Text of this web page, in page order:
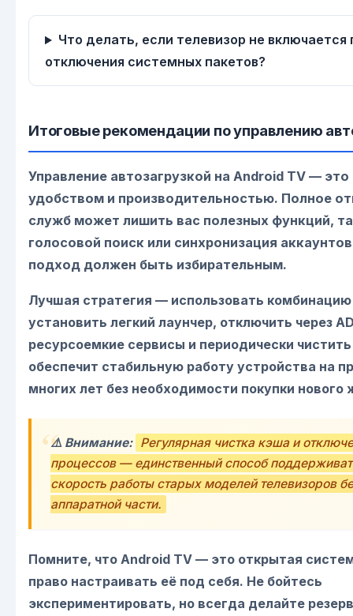
Что делать, если телевизор не включается
отключения системных пакетов?
Итоговые рекомендации по управлению
Управление автозагрузкой на Android TV —
удобством и производительностью. Полное
служб может лишить вас полезных функций,
голосовой поиск или синхронизация
подход должен быть избирательным.
Лучшая стратегия — использовать
установить легкий лаунчер, отключить через
ресурсоемкие сервисы и периодически
обеспечит стабильную работу устройства на
многих лет без необходимости покупки нового
⚠️ Внимание: Регулярная чистка кэша и
процессов — единственный способ
скорость работы старых моделей телевизоров
аппаратной части.
Помните, что Android TV — это открытая
право настраивать её под себя. Не бойтесь
экспериментировать, но всегда делайте